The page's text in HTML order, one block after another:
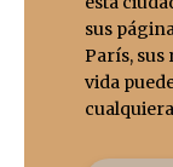
sus
París, sus
vida